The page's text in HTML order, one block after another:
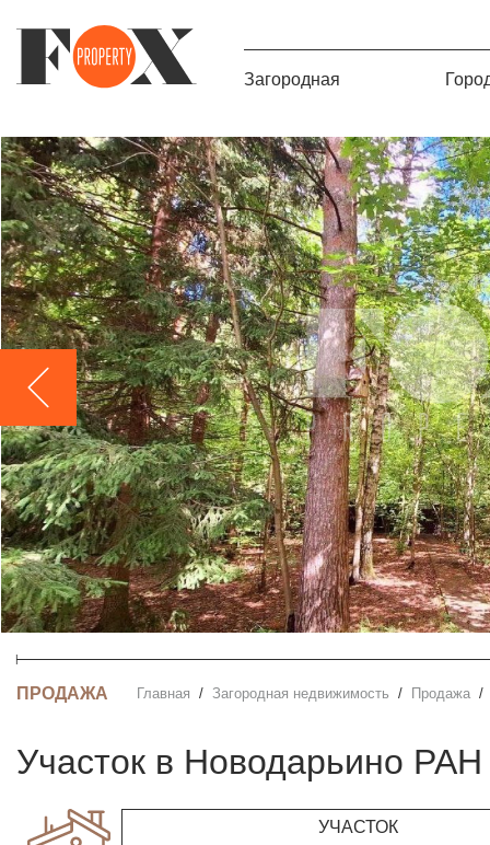
Загородная
ПРОДАЖА Главная Загородная недвижимость Продажа
участок в Новодарьино РАН
УЧАСТОК